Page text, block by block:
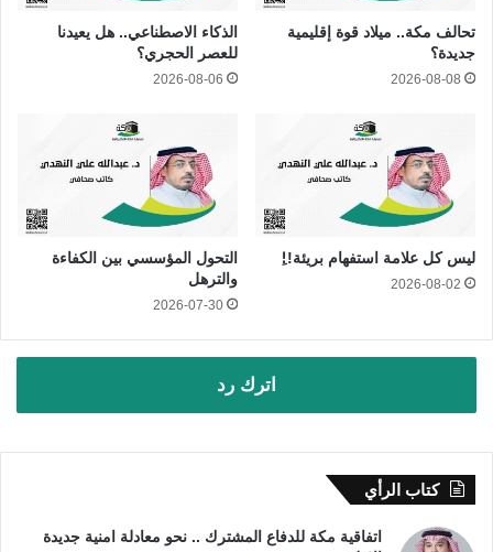
تحالف مكة.. ميلاد قوة إقليمية
جديدة؟
2026-08-08
الذكاء الاصطناعي.. هل يعيدنا
للعصر الحجري؟
2026-08-06
ليس كل علامة استفهام بريئة!!ِ
2026-08-02
التحول المؤسسي بين الكفاءة
والترهل
2026-07-30
اترك رد
كتاب الرأي
اتفاقية مكة للدفاع المشترك .. نحو معادلة امنية جديدة